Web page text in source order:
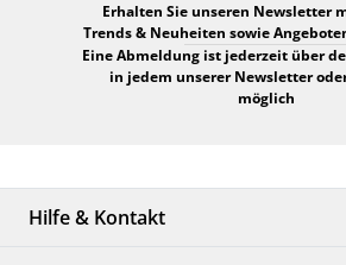
Erhalten Sie unseren Newsletter
Trends & Neuheiten sowie
Eine Abmeldung ist jederzeit über
in jedem unserer Newsletter
möglich
Hilfe & Kontakt